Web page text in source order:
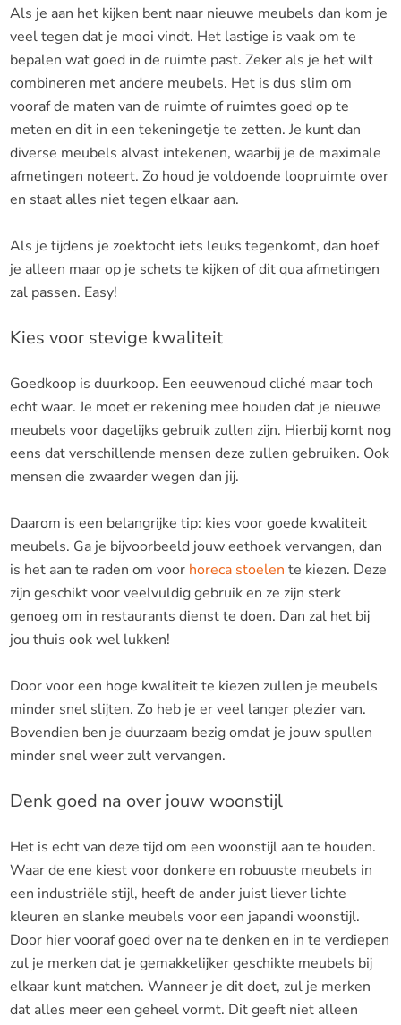
Als je aan het kijken bent naar nieuwe meubels dan kom je
veel tegen dat je mooi vindt. Het lastige is vaak om te
bepalen wat goed in de ruimte past. Zeker als je het wilt
combineren met andere meubels. Het is dus slim om
vooraf de maten van de ruimte of ruimtes goed op te
meten en dit in een tekeningetje te zetten. Je kunt dan
diverse meubels alvast intekenen, waarbij je de maximale
afmetingen noteert. Zo houd je voldoende loopruimte over
en staat alles niet tegen elkaar aan.
Als je tijdens je zoektocht iets leuks tegenkomt, dan hoef
je alleen maar op je schets te kijken of dit qua afmetingen
zal passen. Easy!
Kies voor stevige kwaliteit
Goedkoop is duurkoop. Een eeuwenoud cliché maar toch
echt waar. Je moet er rekening mee houden dat je nieuwe
meubels voor dagelijks gebruik zullen zijn. Hierbij komt nog
eens dat verschillende mensen deze zullen gebruiken. Ook
mensen die zwaarder wegen dan jij.
Daarom is een belangrijke tip: kies voor goede kwaliteit
meubels. Ga je bijvoorbeeld jouw eethoek vervangen, dan
is het aan te raden om voor horeca stoelen te kiezen. Deze
zijn geschikt voor veelvuldig gebruik en ze zijn sterk
genoeg om in restaurants dienst te doen. Dan zal het bij
jou thuis ook wel lukken!
Door voor een hoge kwaliteit te kiezen zullen je meubels
minder snel slijten. Zo heb je er veel langer plezier van.
Bovendien ben je duurzaam bezig omdat je jouw spullen
minder snel weer zult vervangen.
Denk goed na over jouw woonstijl
Het is echt van deze tijd om een woonstijl aan te houden.
Waar de ene kiest voor donkere en robuuste meubels in
een industriële stijl, heeft de ander juist liever lichte
kleuren en slanke meubels voor een japandi woonstijl.
Door hier vooraf goed over na te denken en in te verdiepen
zul je merken dat je gemakkelijker geschikte meubels bij
elkaar kunt matchen. Wanneer je dit doet, zul je merken
dat alles meer een geheel vormt. Dit geeft niet alleen